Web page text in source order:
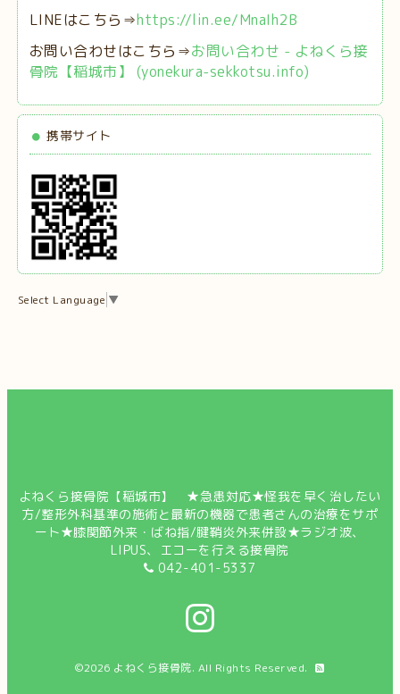
LINEはこちら⇒https://lin.ee/MnaIh2B
お問い合わせはこちら⇒お問い合わせ - よねくら接
骨院【稲城市】 (yonekura-sekkotsu.info)
携帯サイト
Select Language ▼
よねくら接骨院【稲城市】 ★急患対応★怪我を早く治したい
方/整形外科基準の施術と最新の機器で患者さんの治療をサポ
ート★膝関節外来・ばね指/腱鞘炎外来併設★ラジオ波、
LIPUS、エコーを行える接骨院
042-401-5337
©2026 よねくら接骨院. All Rights Reserved.